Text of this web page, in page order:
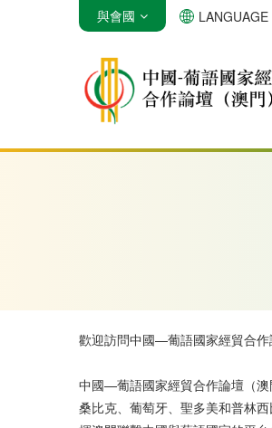
安哥拉 巴西
與會國 LANGUAGE
歡迎訪問中國—葡語國家經貿合作
中國—葡語國家經貿合作論壇（
桑比克、葡萄牙、聖多美和普林